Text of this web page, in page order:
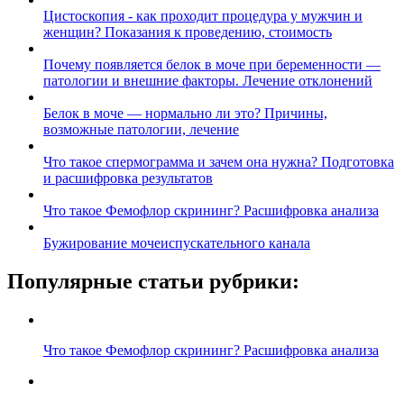
Цистоскопия - как проходит процедура у мужчин и
женщин? Показания к проведению, стоимость
Почему появляется белок в моче при беременности —
патологии и внешние факторы. Лечение отклонений
Белок в моче — нормально ли это? Причины,
возможные патологии, лечение
Что такое спермограмма и зачем она нужна? Подготовка
и расшифровка результатов
Что такое Фемофлор скрининг? Расшифровка анализа
Бужирование мочеиспускательного канала
Популярные статьи рубрики:
Что такое Фемофлор скрининг? Расшифровка анализа